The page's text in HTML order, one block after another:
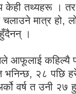
केही तथ्यहरू ।
मात्र हो,
।
आफूलाई कहिल्यै
भनिन्छ, २८ पछि
वर्ष त उनी २७